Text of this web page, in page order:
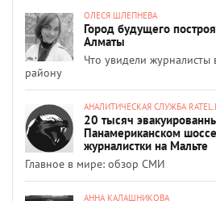
ОЛЕСЯ ШЛЕПНЕВА
Город будущего
Алматы
Что увидели журналисты
району
АНАЛИТИЧЕСКАЯ СЛУЖБА
20 тысяч
Панамериканском
журналистки на Мальте
Главное в мире: обзор СМИ
АННА КАЛАШНИКОВА